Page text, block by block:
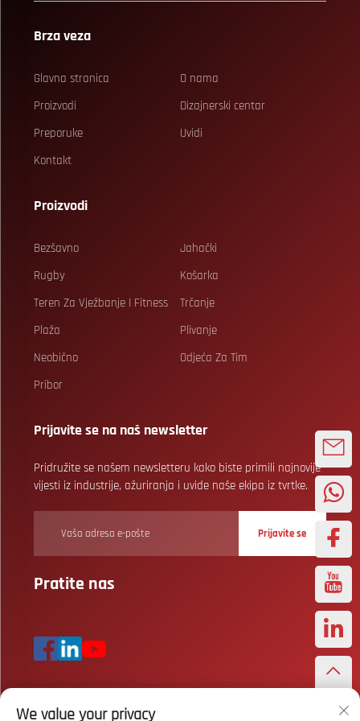
Brza veza
Glavna stranica
O nama
Proizvodi
Dizajnerski centar
Preporuke
Uvidi
Kontakt
Proizvodi
Bezšavno
Jahački
Rugby
Košarka
Teren Za Vježbanje I Fitness
Trčanje
Plaža
Plivanje
Neobično
Odjeća Za Tim
Pribor
Prijavite se na naš newsletter
Pridružite se našem newsletteru kako biste primili najnovije
vijesti iz industrije, ažuriranja i uvide naše ekipa iz tvrtke.
Prijavite se
Pratite nas
Autorska prava © Wuhan Bizarre Sports Co., Ltd. Sva prava pridržana
We value your privacy